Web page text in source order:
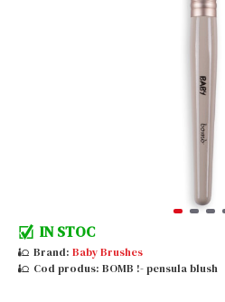
IN STOC
Brand: Baby Brushes
Cod produs: BOMB !- pensula blush